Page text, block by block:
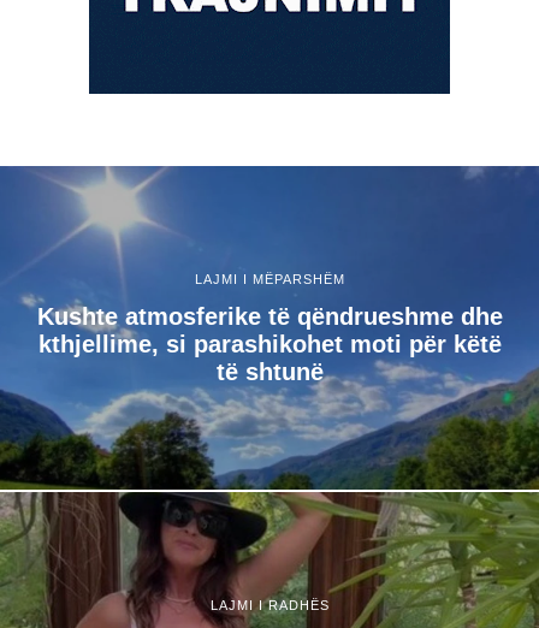
LAJMI I MËPARSHËM
Kushte atmosferike të qëndrueshme dhe
kthjellime, si parashikohet moti për këtë
të shtunë
LAJMI I RADHËS